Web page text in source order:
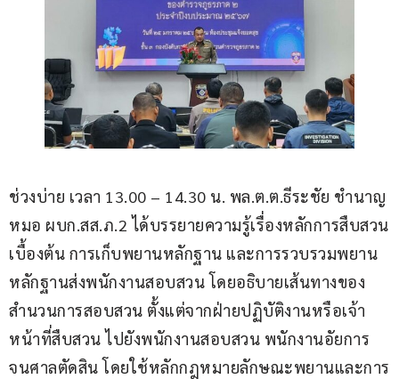
ช่วงบ่าย เวลา 13.00 – 14.30 น. พล.ต.ต.ธีระชัย ชำนาญ
หมอ ผบก.สส.ภ.2 ได้บรรยายความรู้เรื่องหลักการสืบสวน
เบื้องต้น การเก็บพยานหลักฐาน และการรวบรวมพยาน
หลักฐานส่งพนักงานสอบสวน โดยอธิบายเส้นทางของ
สำนวนการสอบสวน ตั้งแต่จากฝ่ายปฏิบัติงานหรือเจ้า
หน้าที่สืบสวน ไปยังพนักงานสอบสวน พนักงานอัยการ
จนศาลตัดสิน โดยใช้หลักกฎหมายลักษณะพยานและการ